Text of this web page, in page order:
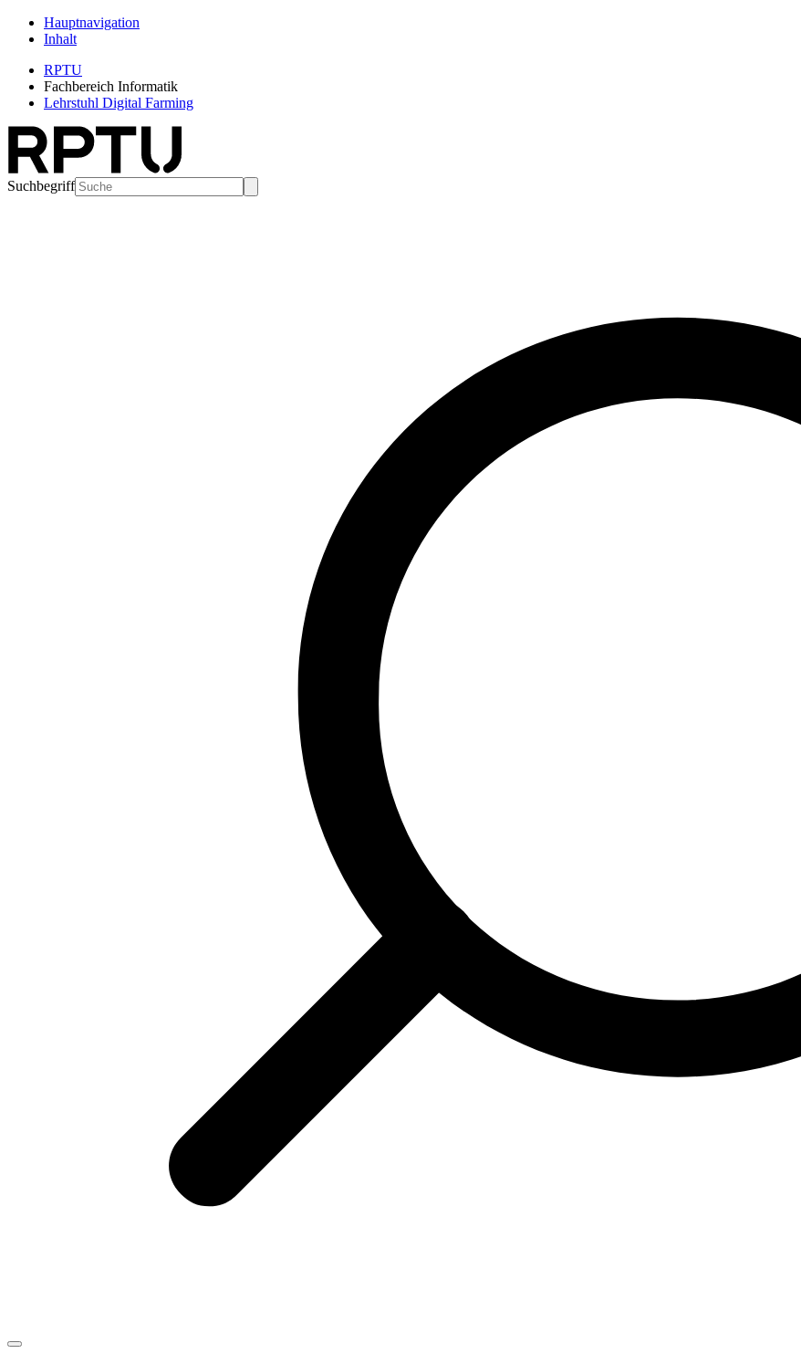
Hauptnavigation
Inhalt
RPTU
Fachbereich Informatik
Lehrstuhl Digital Farming
Suchbegriff